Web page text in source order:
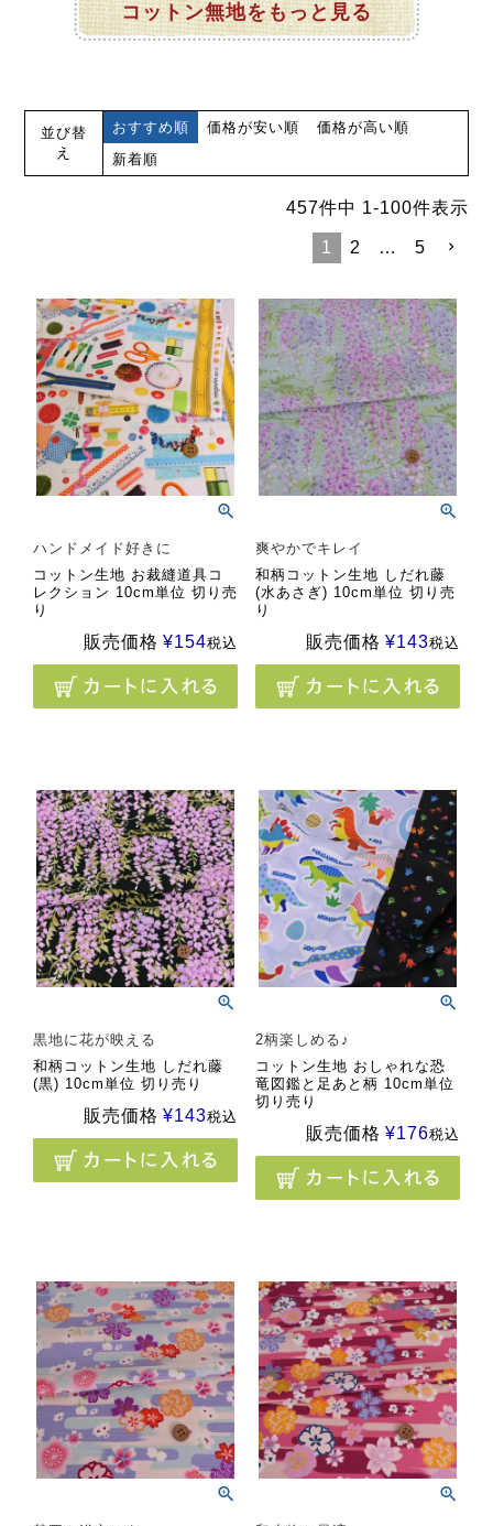
コットン無地をもっと見る
並び替
え
おすすめ順 価格が安い順
価格が高い順
新着順
457件中 1-100件表示
1 2 … 5
ハンドメイド好きに
コットン生地 お裁縫道具コ
レクション 10cm単位 切り売
り
販売価格 ¥154税込
爽やかでキレイ
和柄コットン生地 しだれ藤
(水あさぎ) 10cm単位 切り売
り
販売価格 ¥143税込
黒地に花が映える
和柄コットン生地 しだれ藤
(黒) 10cm単位 切り売り
販売価格 ¥143税込
2柄楽しめる♪
コットン生地 おしゃれな恐
竜図鑑と足あと柄 10cm単位
切り売り
販売価格 ¥176税込